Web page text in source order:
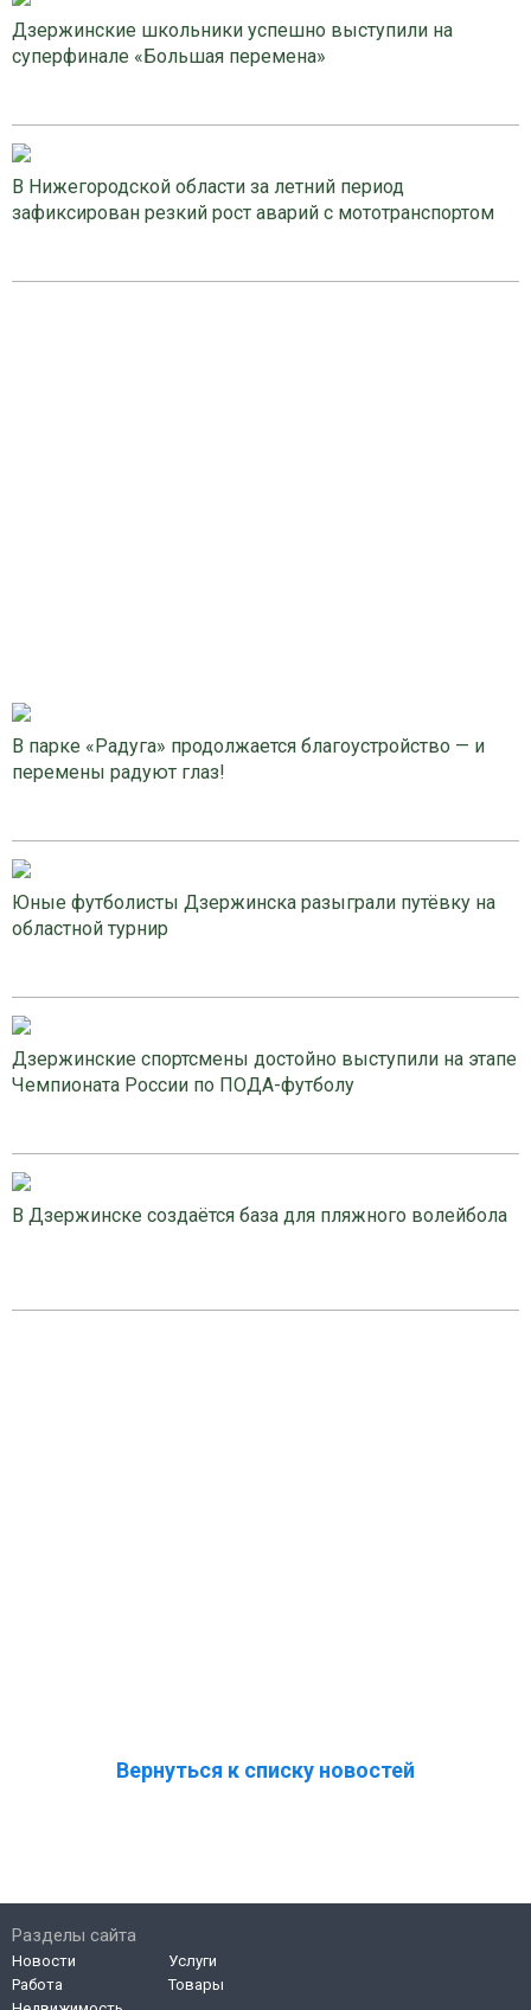
Дзержинские школьники успешно выступили на
суперфинале «Большая перемена»
В Нижегородской области за летний период
зафиксирован резкий рост аварий с мототранспортом
В парке «Радуга» продолжается благоустройство — и
перемены радуют глаз!
Юные футболисты Дзержинска разыграли путёвку на
областной турнир
Дзержинские спортсмены достойно выступили на этапе
Чемпионата России по ПОДА-футболу
В Дзержинске создаётся база для пляжного волейбола
Вернуться к списку новостей
Разделы сайта
Новости
Работа
Услуги
Товары